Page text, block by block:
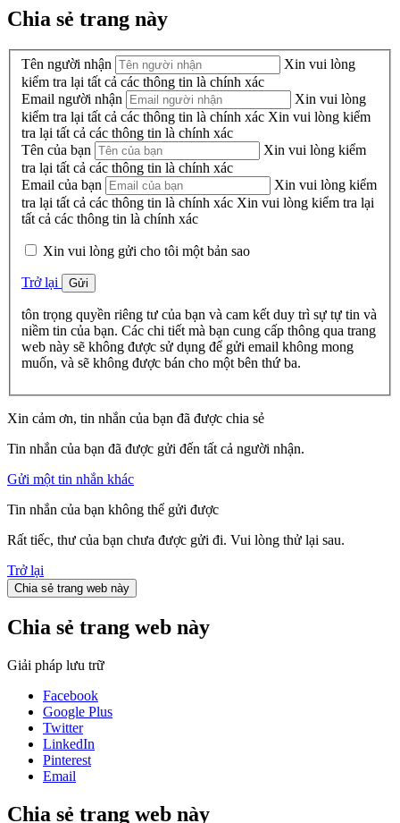
Chia sẻ trang này
Tên người nhận
Xin vui lòng
kiểm tra lại tất cả các thông tin là chính xác
Email người nhận
Xin vui lòng
kiểm tra lại tất cả các thông tin là chính xác Xin vui lòng kiểm
tra lại tất cả các thông tin là chính xác
Tên của bạn
Xin vui lòng kiểm
tra lại tất cả các thông tin là chính xác
Email của bạn
Xin vui lòng kiểm
tra lại tất cả các thông tin là chính xác Xin vui lòng kiểm tra lại
tất cả các thông tin là chính xác
Xin vui lòng gửi cho tôi một bản sao
Trở lại Gửi
tôn trọng quyền riêng tư của bạn và cam kết duy trì sự tự tin và
niềm tin của bạn. Các chi tiết mà bạn cung cấp thông qua trang
web này sẽ không được sử dụng để gửi email không mong
muốn, và sẽ không được bán cho một bên thứ ba.
Xin cảm ơn, tin nhắn của bạn đã được chia sẻ
Tin nhắn của bạn đã được gửi đến tất cả người nhận.
Gửi một tin nhắn khác
Tin nhắn của bạn không thể gửi được
Rất tiếc, thư của bạn chưa được gửi đi. Vui lòng thử lại sau.
Trở lại
Chia sẻ trang web này
Chia sẻ trang web này
Giải pháp lưu trữ
Facebook
Google Plus
Twitter
LinkedIn
Pinterest
Email
Chia sẻ trang web này